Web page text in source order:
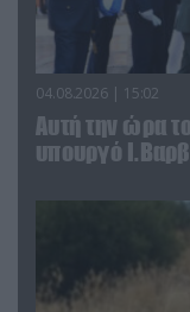
04.08.2026 | 15:02
Αυτή την ώρα
υπουργό